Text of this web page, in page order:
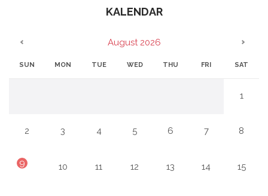
KALENDAR
August 2026
SUN MON TUE WED THU FRI SAT
1
2 3 4 5 6 7 8
9 10 11 12 13 14 15